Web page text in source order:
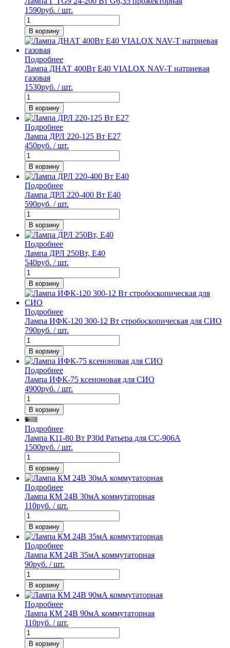
1590руб. / шт.
В корзину
Подробнее
Лампа ДНАТ 400Вт E40 VIALOX NAV-T натриевая
газовая
1530руб. / шт.
В корзину
Подробнее
Лампа ДРЛ 220-125 Вт Е27
450руб. / шт.
В корзину
Подробнее
Лампа ДРЛ 220-400 Вт Е40
590руб. / шт.
В корзину
Подробнее
Лампа ДРЛ 250Вт, Е40
540руб. / шт.
В корзину
Подробнее
Лампа ИФК-120 300-12 Вт стробоскопическая для СИО
790руб. / шт.
В корзину
Подробнее
Лампа ИФК-75 ксеноновая для СИО
4900руб. / шт.
В корзину
Подробнее
Лампа К11-80 Вт P30d Ратьера для СС-906А
1500руб. / шт.
В корзину
Подробнее
Лампа КМ 24В 30мА коммутаторная
110руб. / шт.
В корзину
Подробнее
Лампа КМ 24В 35мА коммутаторная
90руб. / шт.
В корзину
Подробнее
Лампа КМ 24В 90мА коммутаторная
110руб. / шт.
В корзину